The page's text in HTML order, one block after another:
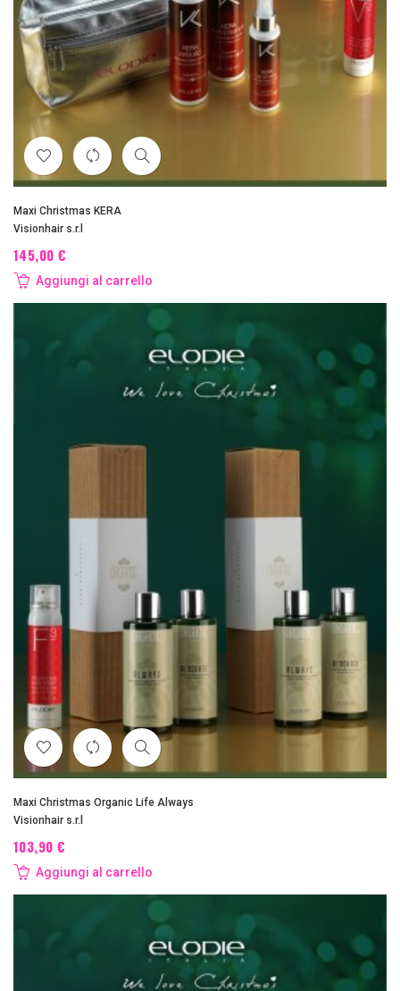
Maxi Christmas KERA
Visionhair s.r.l
145,00 €
Aggiungi al carrello
Maxi Christmas Organic Life Always
Visionhair s.r.l
103,90 €
Aggiungi al carrello